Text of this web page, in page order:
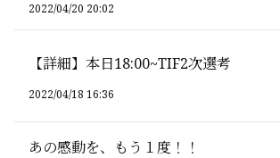
2022/04/20 20:02
【詳細】本日18:00~TIF2次選考
2022/04/18 16:36
あの感動を、もう１度！！